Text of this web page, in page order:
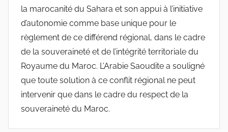
la marocanité du Sahara et son appui à l’initiative
d’autonomie comme base unique pour le
règlement de ce différend régional, dans le cadre
de la souveraineté et de l’intégrité territoriale du
Royaume du Maroc. L’Arabie Saoudite a souligné
que toute solution à ce conflit régional ne peut
intervenir que dans le cadre du respect de la
souveraineté du Maroc.